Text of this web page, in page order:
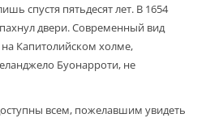
спустя пятьдесят лет. В 1654
двери. Современный вид
Капитолийском холме,
Буонарроти, не
всем, пожелавшим увидеть